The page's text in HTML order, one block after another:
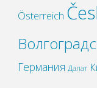
Österreich
Германия Далат